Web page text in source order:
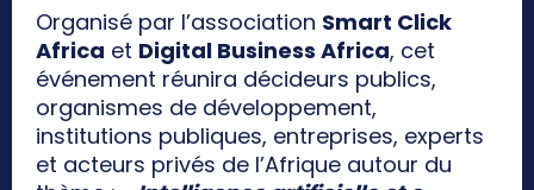
Organisé par l’association Smart Click
Africa et Digital Business Africa, cet
événement réunira décideurs publics,
organismes de développement,
institutions publiques, entreprises, experts
et acteurs privés de l’Afrique autour du